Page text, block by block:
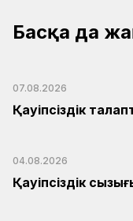
Басқа да
07.08.2026
Қауіпсіздік
04.08.2026
Қауіпсіздік